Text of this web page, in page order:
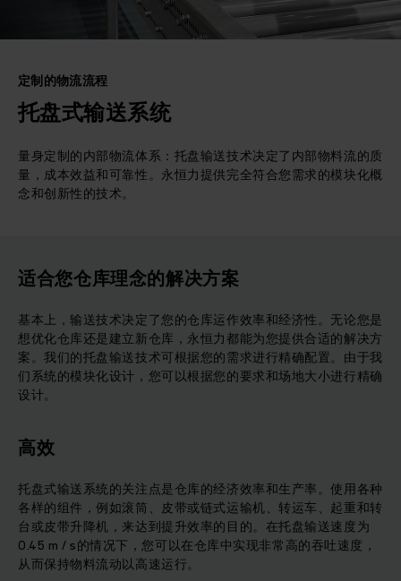
定制的物流流程
托盘式输送系统
量身定制的内部物流体系：托盘输送技术决定了内部物料流的质
量，成本效益和可靠性。永恒力提供完全符合您需求的模块化概
念和创新性的技术。
适合您仓库理念的解决方案
基本上，输送技术决定了您的仓库运作效率和经济性。无论您是
想优化仓库还是建立新仓库，永恒力都能为您提供合适的解决方
案。我们的托盘输送技术可根据您的需求进行精确配置。由于我
们系统的模块化设计，您可以根据您的要求和场地大小进行精确
设计。
高效
托盘式输送系统的关注点是仓库的经济效率和生产率。使用各种
各样的组件，例如滚筒、皮带或链式运输机、转运车、起重和转
台或皮带升降机，来达到提升效率的目的。在托盘输送速度为
0.45 m / s的情况下，您可以在仓库中实现非常高的吞吐速度，
从而保持物料流动以高速运行。